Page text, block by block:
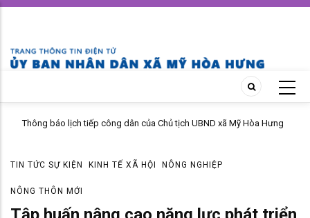
Skip
content
Thông báo lịch tiếp công dân của Chủ tịch UBND xã Mỹ Hòa Hưng
TIN TỨC SỰ KIỆN KINH TẾ XÃ HỘI NÔNG NGHIỆP
NÔNG THÔN MỚI